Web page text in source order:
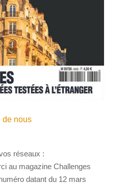
de nous
réseaux :
au magazine Challenges
datant du 12 mars